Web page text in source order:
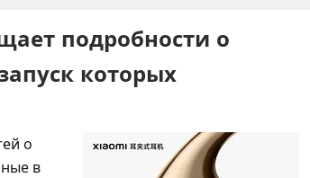
подробности о
которых
о
в